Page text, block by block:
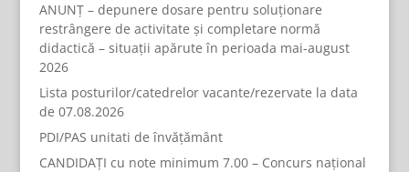
ANUNȚ – depunere dosare pentru soluționare
restrângere de activitate și completare normă
didactică – situații apărute în perioada mai-august
2026
Lista posturilor/catedrelor vacante/rezervate la data
de 07.08.2026
PDI/PAS unitati de învățământ
CANDIDAȚI cu note minimum 7.00 – Concurs național